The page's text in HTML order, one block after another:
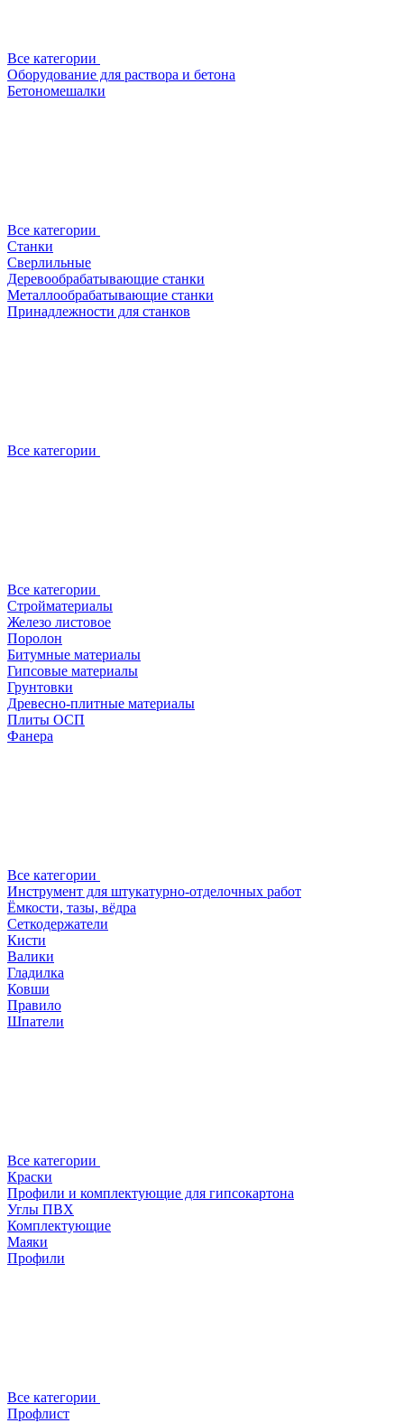
Все категории
Оборудование для раствора и бетона
Бетономешалки
Все категории
Станки
Сверлильные
Деревообрабатывающие станки
Металлообрабатывающие станки
Принадлежности для станков
Все категории
Все категории
Стройматериалы
Железо листовое
Поролон
Битумные материалы
Гипсовые материалы
Грунтовки
Древесно-плитные материалы
Плиты ОСП
Фанера
Все категории
Инструмент для штукатурно-отделочных работ
Ёмкости, тазы, вёдра
Сеткодержатели
Кисти
Валики
Гладилка
Ковши
Правило
Шпатели
Все категории
Краски
Профили и комплектующие для гипсокартона
Углы ПВХ
Комплектующие
Маяки
Профили
Все категории
Профлист